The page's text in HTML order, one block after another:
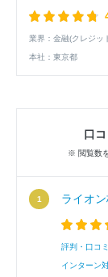
業界： 金融(クレジッ
本社： 東京都
口
※ 閲覧数
ライオ
評判・口コミ
インターン